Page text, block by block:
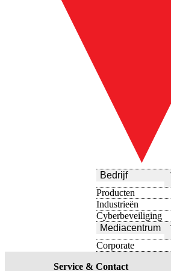
Bedrijf
Producten
Industrieën
Cyberbeveiliging
Mediacentrum
Corporate
Service & Contact